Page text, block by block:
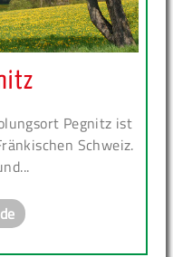
Pegnitz ist
Schweiz.